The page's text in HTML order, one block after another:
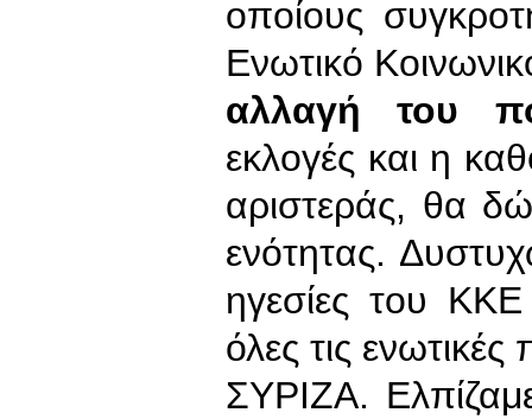
οποίους
Ενωτικό
αλλαγή του
εκλογές και η
αριστεράς, θα
ενότητας.
ηγεσίες του
όλες τις
ΣΥΡΙΖΑ.